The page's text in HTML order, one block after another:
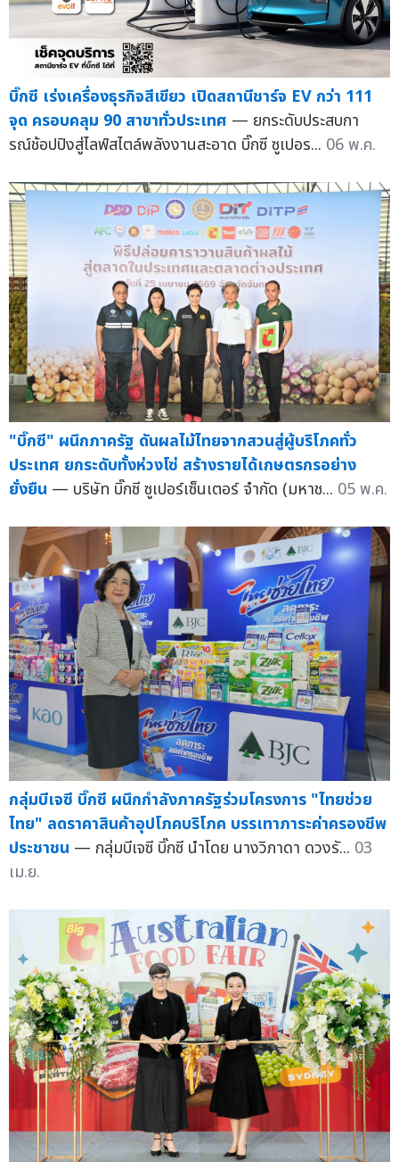
บิ๊กซี เร่งเครื่องธุรกิจสีเขียว เปิดสถานีชาร์จ EV กว่า 111
จุด ครอบคลุม 90 สาขาทั่วประเทศ — ยกระดับประสบกา
รณ์ช้อปปิงสู่ไลฟ์สไตล์พลังงานสะอาด บิ๊กซี ซูเปอร... 06 พ.ค.
"บิ๊กซี" ผนึกภาครัฐ ดันผลไม้ไทยจากสวนสู่ผู้บริโภคทั่ว
ประเทศ ยกระดับทั้งห่วงโซ่ สร้างรายได้เกษตรกรอย่าง
ยั่งยืน — บริษัท บิ๊กซี ซูเปอร์เซ็นเตอร์ จำกัด (มหาช... 05 พ.ค.
กลุ่มบีเจซี บิ๊กซี ผนึกกำลังภาครัฐร่วมโครงการ "ไทยช่วย
ไทย" ลดราคาสินค้าอุปโภคบริโภค บรรเทาภาระค่าครองชีพ
ประชาชน — กลุ่มบีเจซี บิ๊กซี นำโดย นางวิภาดา ดวงรั... 03
เม.ย.